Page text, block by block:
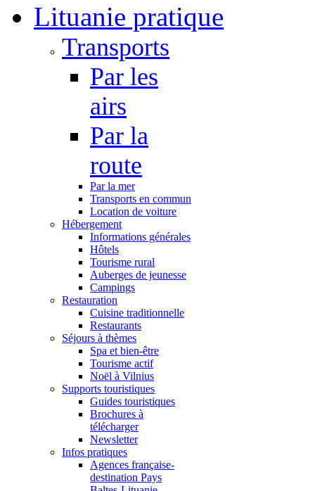
Lituanie pratique
Transports
Par les
airs
Par la
route
Par la mer
Transports en commun
Location de voiture
Hébergement
Informations générales
Hôtels
Tourisme rural
Auberges de jeunesse
Campings
Restauration
Cuisine traditionnelle
Restaurants
Séjours à thèmes
Spa et bien-être
Tourisme actif
Noël à Vilnius
Supports touristiques
Guides touristiques
Brochures à
télécharger
Newsletter
Infos pratiques
Agences française-
destination Pays